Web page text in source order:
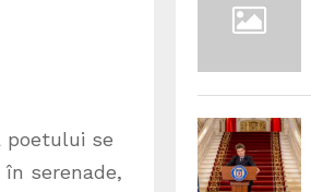
poetului se
serenade,